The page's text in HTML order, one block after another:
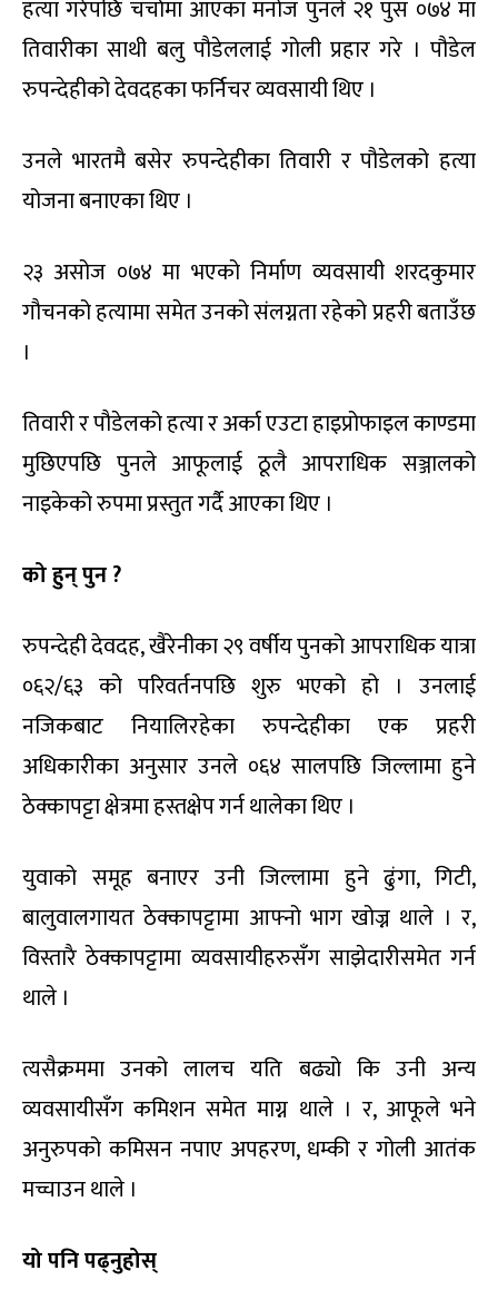
हत्या गरेपछि चर्चामा आएका मनोज पुनले २१ पुस ०७४ मा
तिवारीका साथी बलु पौडेललाई गोली प्रहार गरे । पौडेल
रुपन्देहीको देवदहका फर्निचर व्यवसायी थिए ।
उनले भारतमै बसेर रुपन्देहीका तिवारी र पौडेलको हत्या
योजना बनाएका थिए ।
२३ असोज ०७४ मा भएको निर्माण व्यवसायी शरदकुमार
गौचनको हत्यामा समेत उनको संलग्नता रहेको प्रहरी बताउँछ
।
तिवारी र पौडेलको हत्या र अर्का एउटा हाइप्रोफाइल काण्डमा
मुछिएपछि पुनले आफूलाई ठूलै आपराधिक सञ्जालको
नाइकेको रुपमा प्रस्तुत गर्दै आएका थिए ।
को हुन् पुन ?
रुपन्देही देवदह, खैरेनीका २९ वर्षीय पुनको आपराधिक यात्रा
०६२/६३ को परिवर्तनपछि शुरु भएको हो । उनलाई
नजिकबाट नियालिरहेका रुपन्देहीका एक प्रहरी
अधिकारीका अनुसार उनले ०६४ सालपछि जिल्लामा हुने
ठेक्कापट्टा क्षेत्रमा हस्तक्षेप गर्न थालेका थिए ।
युवाको समूह बनाएर उनी जिल्लामा हुने ढुंगा, गिटी,
बालुवालगायत ठेक्कापट्टामा आफ्नो भाग खोज्न थाले । र,
विस्तारै ठेक्कापट्टामा व्यवसायीहरुसँग साझेदारीसमेत गर्न
थाले ।
त्यसैक्रममा उनको लालच यति बढ्यो कि उनी अन्य
व्यवसायीसँग कमिशन समेत माग्न थाले । र, आफूले भने
अनुरुपको कमिसन नपाए अपहरण, धम्की र गोली आतंक
मच्चाउन थाले ।
यो पनि पढ्नुहोस्